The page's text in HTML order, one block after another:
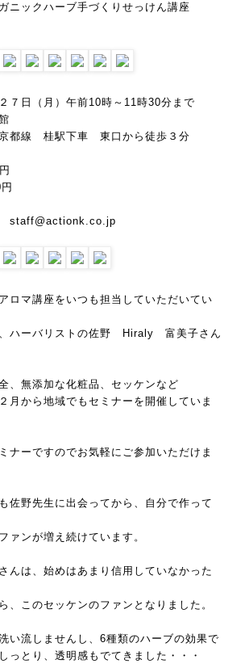
ーブ手づくりせっけん講座
日（月）午前10時～11時30分まで
駅下車 東口から徒歩３分
staff@actionk.co.jp
ロマ講座をいつも担当していただいてい
、ハーバリストの佐野 Hiraly 富美子さん
、無添加な化粧品、セッケンなど
月から地域でもセミナーを開催していま
ナーですのでお気軽にご参加いただけま
佐野先生に出会ってから、自分で作って
ァンが増え続けています。
んは、始めはあまり信用していなかった
、このセッケンのファンとなりました。
い流しませんし、6種類のハーブの効果で
っとり、透明感もでてきました・・・